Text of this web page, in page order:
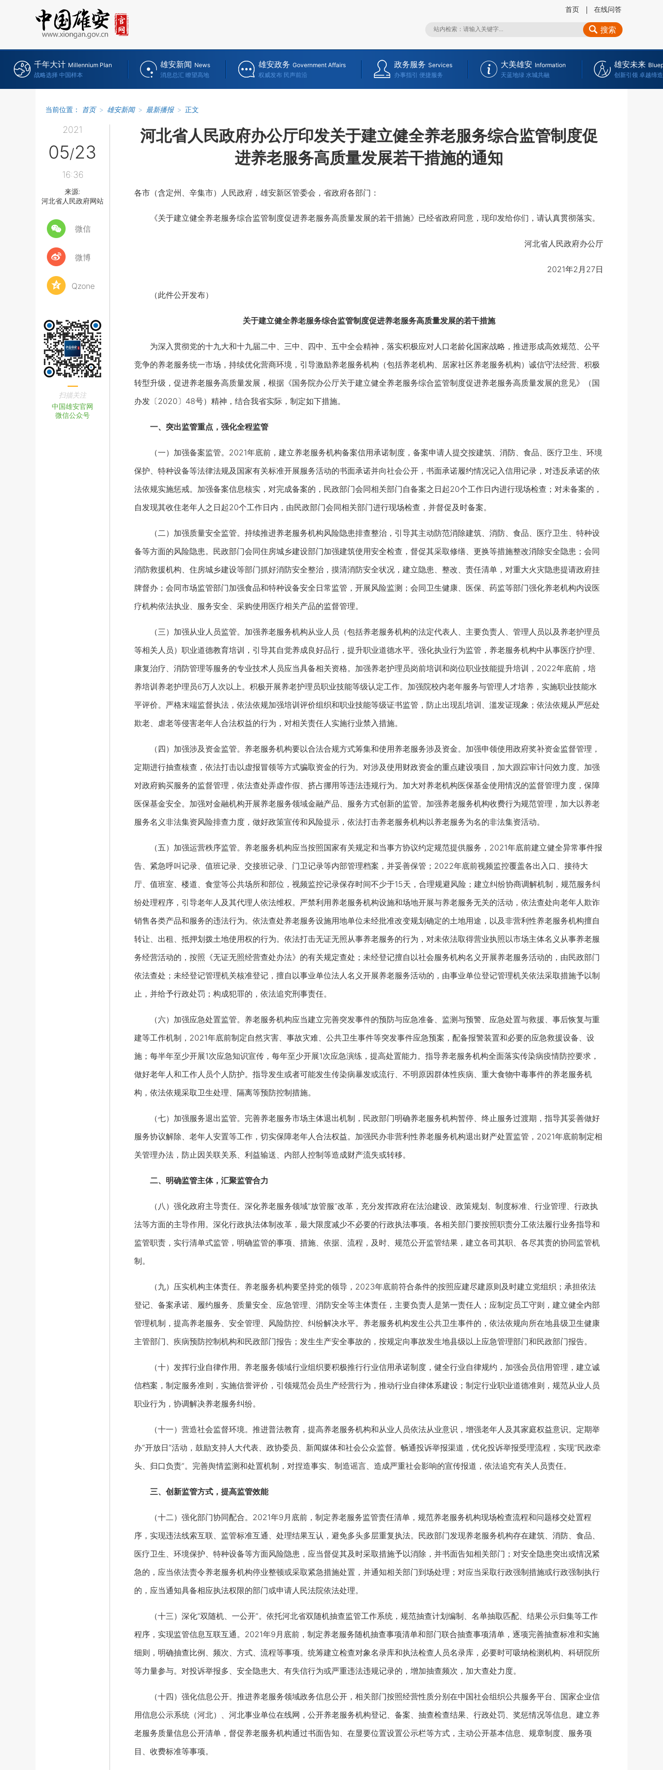
首页 在线问答
搜索
千年大计 Millennium Plan
战略选择 中国样本
雄安新闻 News
消息总汇 瞭望高地
雄安政务 Government Affairs
权威发布 民声前沿
政务服务 Services
办事指引 便捷服务
大美雄安 Information
天蓝地绿 水城共融
雄安未来
创新引领 卓越缔造
当前位置： 首页 > 雄安新闻 > 最新播报 > 正文
2021
05/23
16:36
来源:
河北省人民政府网站
微信
微博
Qzone
扫描关注
中国雄安官网
微信公众号
河北省人民政府办公厅印发关于建立健全养老服务综合监管制度促
进养老服务高质量发展若干措施的通知
各市（含定州、辛集市）人民政府，雄安新区管委会，省政府各部门：
《关于建立健全养老服务综合监管制度促进养老服务高质量发展的若干措施》已经省政府同意，现印发给你们，请认真贯彻落实。
河北省人民政府办公厅
2021年2月27日
（此件公开发布）
关于建立健全养老服务综合监管制度促进养老服务高质量发展的若干措施
为深入贯彻党的十九大和十九届二中、三中、四中、五中全会精神，落实积极应对人口老龄化国家战略，推进形成高效规范、公平
竞争的养老服务统一市场，持续优化营商环境，引导激励养老服务机构（包括养老机构、居家社区养老服务机构）诚信守法经营、积极
转型升级，促进养老服务高质量发展，根据《国务院办公厅关于建立健全养老服务综合监管制度促进养老服务高质量发展的意见》（国
办发〔2020〕48号）精神，结合我省实际，制定如下措施。
一、突出监管重点，强化全程监管
（一）加强备案监管。2021年底前，建立养老服务机构备案信用承诺制度，备案申请人提交按建筑、消防、食品、医疗卫生、环境
保护、特种设备等法律法规及国家有关标准开展服务活动的书面承诺并向社会公开，书面承诺履约情况记入信用记录，对违反承诺的依
法依规实施惩戒。加强备案信息核实，对完成备案的，民政部门会同相关部门自备案之日起20个工作日内进行现场检查；对未备案的，
自发现其收住老年人之日起20个工作日内，由民政部门会同相关部门进行现场检查，并督促及时备案。
（二）加强质量安全监管。持续推进养老服务机构风险隐患排查整治，引导其主动防范消除建筑、消防、食品、医疗卫生、特种设
备等方面的风险隐患。民政部门会同住房城乡建设部门加强建筑使用安全检查，督促其采取修缮、更换等措施整改消除安全隐患；会同
消防救援机构、住房城乡建设等部门抓好消防安全整治，摸清消防安全状况，建立隐患、整改、责任清单，对重大火灾隐患提请政府挂
牌督办；会同市场监管部门加强食品和特种设备安全日常监管，开展风险监测；会同卫生健康、医保、药监等部门强化养老机构内设医
疗机构依法执业、服务安全、采购使用医疗相关产品的监督管理。
（三）加强从业人员监管。加强养老服务机构从业人员（包括养老服务机构的法定代表人、主要负责人、管理人员以及养老护理员
等相关人员）职业道德教育培训，引导其自觉养成良好品行，提升职业道德水平。强化执业行为监管，养老服务机构中从事医疗护理、
康复治疗、消防管理等服务的专业技术人员应当具备相关资格。加强养老护理员岗前培训和岗位职业技能提升培训，2022年底前，培
养培训养老护理员6万人次以上。积极开展养老护理员职业技能等级认定工作。加强院校内老年服务与管理人才培养，实施职业技能水
平评价。严格末端监督执法，依法依规加强培训评价组织和职业技能等级证书监管，防止出现乱培训、滥发证现象；依法依规从严惩处
欺老、虐老等侵害老年人合法权益的行为，对相关责任人实施行业禁入措施。
（四）加强涉及资金监管。养老服务机构要以合法合规方式筹集和使用养老服务涉及资金。加强申领使用政府奖补资金监督管理，
定期进行抽查核查，依法打击以虚报冒领等方式骗取资金的行为。对涉及使用财政资金的重点建设项目，加大跟踪审计问效力度。加强
对政府购买服务的监督管理，依法查处弄虚作假、挤占挪用等违法违规行为。加大对养老机构医保基金使用情况的监督管理力度，保障
医保基金安全。加强对金融机构开展养老服务领域金融产品、服务方式创新的监管。加强养老服务机构收费行为规范管理，加大以养老
服务名义非法集资风险排查力度，做好政策宣传和风险提示，依法打击养老服务机构以养老服务为名的非法集资活动。
（五）加强运营秩序监管。养老服务机构应当按照国家有关规定和当事方协议约定规范提供服务，2021年底前建立健全异常事件报
告、紧急呼叫记录、值班记录、交接班记录、门卫记录等内部管理档案，并妥善保管；2022年底前视频监控覆盖各出入口、接待大
厅、值班室、楼道、食堂等公共场所和部位，视频监控记录保存时间不少于15天，合理规避风险；建立纠纷协商调解机制，规范服务纠
纷处理程序，引导老年人及其代理人依法维权。严禁利用养老服务机构设施和场地开展与养老服务无关的活动，依法查处向老年人欺诈
销售各类产品和服务的违法行为。依法查处养老服务设施用地单位未经批准改变规划确定的土地用途，以及非营利性养老服务机构擅自
转让、出租、抵押划拨土地使用权的行为。依法打击无证无照从事养老服务的行为，对未依法取得营业执照以市场主体名义从事养老服
务经营活动的，按照《无证无照经营查处办法》的有关规定查处；未经登记擅自以社会服务机构名义开展养老服务活动的，由民政部门
依法查处；未经登记管理机关核准登记，擅自以事业单位法人名义开展养老服务活动的，由事业单位登记管理机关依法采取措施予以制
止，并给予行政处罚；构成犯罪的，依法追究刑事责任。
（六）加强应急处置监管。养老服务机构应当建立完善突发事件的预防与应急准备、监测与预警、应急处置与救援、事后恢复与重
建等工作机制，2021年底前制定自然灾害、事故灾难、公共卫生事件等突发事件应急预案，配备报警装置和必要的应急救援设备、设
施；每半年至少开展1次应急知识宣传，每年至少开展1次应急演练，提高处置能力。指导养老服务机构全面落实传染病疫情防控要求，
做好老年人和工作人员个人防护。指导发生或者可能发生传染病暴发或流行、不明原因群体性疾病、重大食物中毒事件的养老服务机
构，依法依规采取卫生处理、隔离等预防控制措施。
（七）加强服务退出监管。完善养老服务市场主体退出机制，民政部门明确养老服务机构暂停、终止服务过渡期，指导其妥善做好
服务协议解除、老年人安置等工作，切实保障老年人合法权益。加强民办非营利性养老服务机构退出财产处置监管，2021年底前制定相
关管理办法，防止因关联关系、利益输送、内部人控制等造成财产流失或转移。
二、明确监管主体，汇聚监管合力
（八）强化政府主导责任。深化养老服务领域“放管服”改革，充分发挥政府在法治建设、政策规划、制度标准、行业管理、行政执
法等方面的主导作用。深化行政执法体制改革，最大限度减少不必要的行政执法事项。各相关部门要按照职责分工依法履行业务指导和
监管职责，实行清单式监管，明确监管的事项、措施、依据、流程，及时、规范公开监管结果，建立各司其职、各尽其责的协同监管机
制。
（九）压实机构主体责任。养老服务机构要坚持党的领导，2023年底前符合条件的按照应建尽建原则及时建立党组织；承担依法
登记、备案承诺、履约服务、质量安全、应急管理、消防安全等主体责任，主要负责人是第一责任人；应制定员工守则，建立健全内部
管理机制，提高养老服务、安全管理、风险防控、纠纷解决水平。养老服务机构发生公共卫生事件的，依法依规向所在地县级卫生健康
主管部门、疾病预防控制机构和民政部门报告；发生生产安全事故的，按规定向事故发生地县级以上应急管理部门和民政部门报告。
（十）发挥行业自律作用。养老服务领域行业组织要积极推行行业信用承诺制度，健全行业自律规约，加强会员信用管理，建立诚
信档案，制定服务准则，实施信誉评价，引领规范会员生产经营行为，推动行业自律体系建设；制定行业职业道德准则，规范从业人员
职业行为，协调解决养老服务纠纷。
（十一）营造社会监督环境。推进普法教育，提高养老服务机构和从业人员依法从业意识，增强老年人及其家庭权益意识。定期举
办“开放日”活动，鼓励支持人大代表、政协委员、新闻媒体和社会公众监督。畅通投诉举报渠道，优化投诉举报受理流程，实现“民政牵
头、归口负责”。完善舆情监测和处置机制，对捏造事实、制造谣言、造成严重社会影响的宣传报道，依法追究有关人员责任。
三、创新监管方式，提高监管效能
（十二）强化部门协同配合。2021年9月底前，制定养老服务监管责任清单，规范养老服务机构现场检查流程和问题移交处置程
序，实现违法线索互联、监管标准互通、处理结果互认，避免多头多层重复执法。民政部门发现养老服务机构存在建筑、消防、食品、
医疗卫生、环境保护、特种设备等方面风险隐患，应当督促其及时采取措施予以消除，并书面告知相关部门；对安全隐患突出或情况紧
急的，应当依法责令养老服务机构停业整顿或采取紧急措施处置，并通知相关部门到场处理；对应当采取行政强制措施或行政强制执行
的，应当通知具备相应执法权限的部门或申请人民法院依法处理。
（十三）深化“双随机、一公开”。依托河北省双随机抽查监管工作系统，规范抽查计划编制、名单抽取匹配、结果公示归集等工作
程序，实现监管信息互联互通。2021年9月底前，制定养老服务随机抽查事项清单和部门联合抽查事项清单，逐项完善抽查标准和实施
细则，明确抽查比例、频次、方式、流程等事项。统筹建立检查对象名录库和执法检查人员名录库，必要时可吸纳检测机构、科研院所
等力量参与。对投诉举报多、安全隐患大、有失信行为或严重违法违规记录的，增加抽查频次，加大查处力度。
（十四）强化信息公开。推进养老服务领域政务信息公开，相关部门按照经营性质分别在中国社会组织公共服务平台、国家企业信
用信息公示系统（河北）、河北事业单位在线网，公开养老服务机构登记、备案、抽查检查结果、行政处罚、奖惩情况等信息。建立养
老服务质量信息公开清单，督促养老服务机构通过书面告知、在显要位置设置公示栏等方式，主动公开基本信息、规章制度、服务项
目、收费标准等事项。